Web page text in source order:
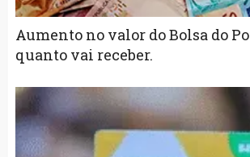
Aumento no valor do Bolsa do
quanto vai receber.